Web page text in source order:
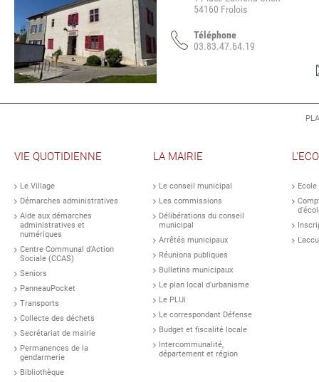
54160 Frolois
Téléphone
03.83.47.64.19
VIE QUOTIDIENNE
Le Village
Démarches administratives
Aide aux démarches
administratives et
numériques
Centre Communal d'Action
Sociale (CCAS)
Seniors
PanneauPocket
Transports
Collecte des déchets
Secrétariat de mairie
Permanences de la
gendarmerie
Bibliothèque
LA MAIRIE
Le conseil municipal
Les commissions
Délibérations du conseil
municipal
Arrêtés municipaux
Réunions publiques
Bulletins municipaux
Le plan local d'urbanisme
Le PLUi
Le correspondant Défense
Budget et fiscalité locale
Intercommunalité,
département et région